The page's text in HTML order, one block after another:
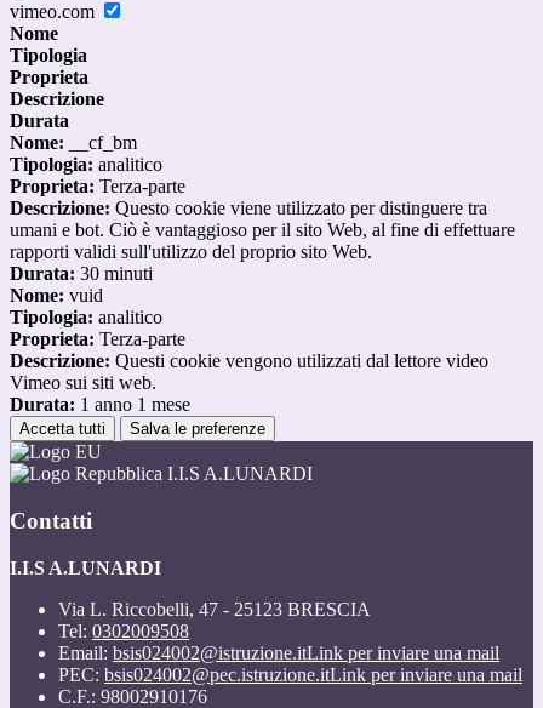
vimeo.com
Nome
Tipologia
Proprieta
Descrizione
Durata
Nome: __cf_bm
Tipologia: analitico
Proprieta: Terza-parte
Descrizione: Questo cookie viene utilizzato per distinguere tra
umani e bot. Ciò è vantaggioso per il sito Web, al fine di effettuare
rapporti validi sull'utilizzo del proprio sito Web.
Durata: 30 minuti
Nome: vuid
Tipologia: analitico
Proprieta: Terza-parte
Descrizione: Questi cookie vengono utilizzati dal lettore video
Vimeo sui siti web.
Durata: 1 anno 1 mese
Accetta tutti Salva le preferenze
I.I.S A.LUNARDI
Contatti
I.I.S A.LUNARDI
Via L. Riccobelli, 47 - 25123 BRESCIA
Tel: 0302009508
Email: bsis024002@istruzione.itLink per inviare una mail
PEC: bsis024002@pec.istruzione.itLink per inviare una mail
C.F.: 98002910176